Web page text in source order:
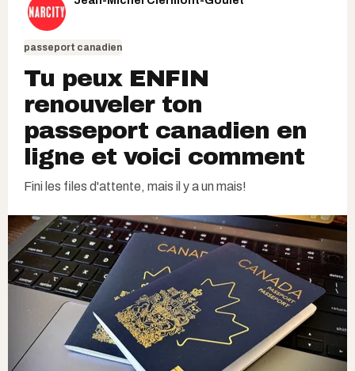
passeport canadien
Tu peux ENFIN
renouveler ton
passeport canadien en
ligne et voici comment
Fini les files d'attente, mais il y a un mais!